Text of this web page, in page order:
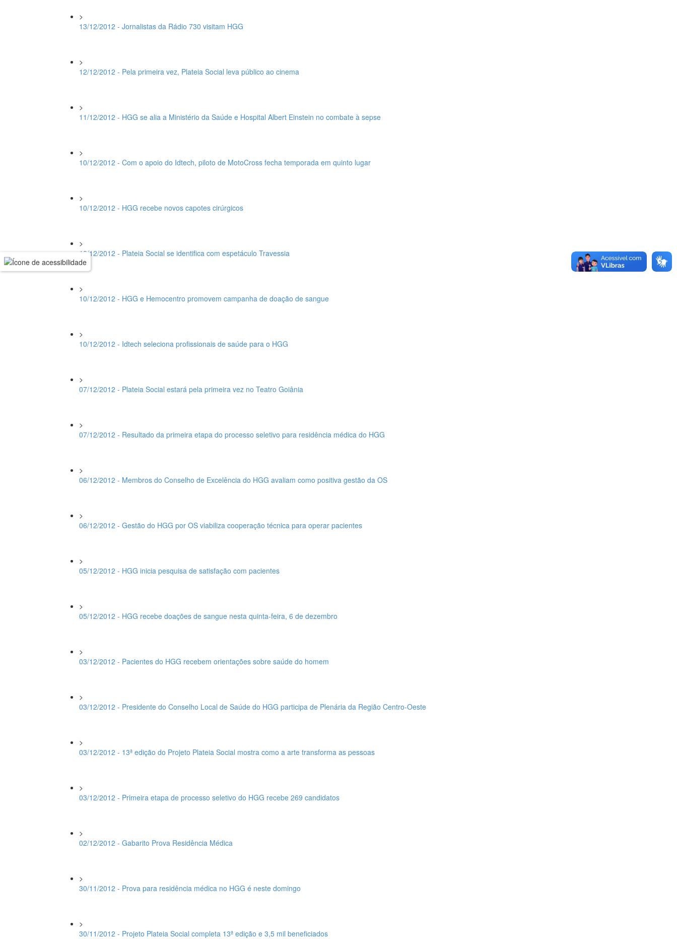
>
13/12/2012 - Jornalistas da Rádio 730 visitam HGG
>
12/12/2012 - Pela primeira vez, Plateia Social leva público ao cinema
>
11/12/2012 - HGG se alia a Ministério da Saúde e Hospital Albert Einstein no combate à sepse
>
10/12/2012 - Com o apoio do Idtech, piloto de MotoCross fecha temporada em quinto lugar
>
10/12/2012 - HGG recebe novos capotes cirúrgicos
>
10/12/2012 - Plateia Social se identifica com espetáculo Travessia
>
10/12/2012 - HGG e Hemocentro promovem campanha de doação de sangue
>
10/12/2012 - Idtech seleciona profissionais de saúde para o HGG
>
07/12/2012 - Plateia Social estará pela primeira vez no Teatro Goiânia
>
07/12/2012 - Resultado da primeira etapa do processo seletivo para residência médica do HGG
>
06/12/2012 - Membros do Conselho de Excelência do HGG avaliam como positiva gestão da OS
>
06/12/2012 - Gestão do HGG por OS viabiliza cooperação técnica para operar pacientes
>
05/12/2012 - HGG inicia pesquisa de satisfação com pacientes
>
05/12/2012 - HGG recebe doações de sangue nesta quinta-feira, 6 de dezembro
>
03/12/2012 - Pacientes do HGG recebem orientações sobre saúde do homem
>
03/12/2012 - Presidente do Conselho Local de Saúde do HGG participa de Plenária da Região Centro-Oeste
>
03/12/2012 - 13ª edição do Projeto Plateia Social mostra como a arte transforma as pessoas
>
03/12/2012 - Primeira etapa de processo seletivo do HGG recebe 269 candidatos
>
02/12/2012 - Gabarito Prova Residência Médica
>
30/11/2012 - Prova para residência médica no HGG é neste domingo
>
30/11/2012 - Projeto Plateia Social completa 13ª edição e 3,5 mil beneficiados